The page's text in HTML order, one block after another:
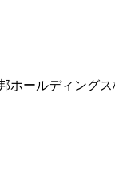
ホールディング